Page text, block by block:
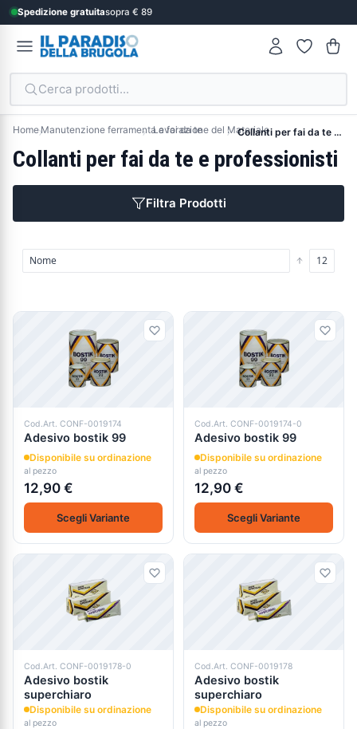
Spedizione gratuitasopra € 89
Cerca prodotti...
HomeManutenzione ferramenta e fai da teLavorazione del Materiale Collanti per fai da te e professionisti
Collanti per fai da te e professionisti
Filtra Prodotti
Prodotti
Cod.Art. CONF-0019174
Adesivo bostik 99
Disponibile su ordinazione
al pezzo
12,90 €
Scegli Variante
Cod.Art. CONF-0019174-0
Adesivo bostik 99
Disponibile su ordinazione
al pezzo
12,90 €
Scegli Variante
Cod.Art. CONF-0019178-0
Adesivo bostik
superchiaro
Disponibile su ordinazione
al pezzo
Cod.Art. CONF-0019178
Adesivo bostik
superchiaro
Disponibile su ordinazione
al pezzo